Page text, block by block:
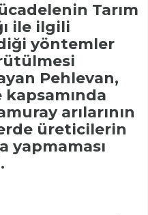
Tarım
ile ilgili
yöntemler
Pehlevan,
arılarının
üreticilerin
yapmaması